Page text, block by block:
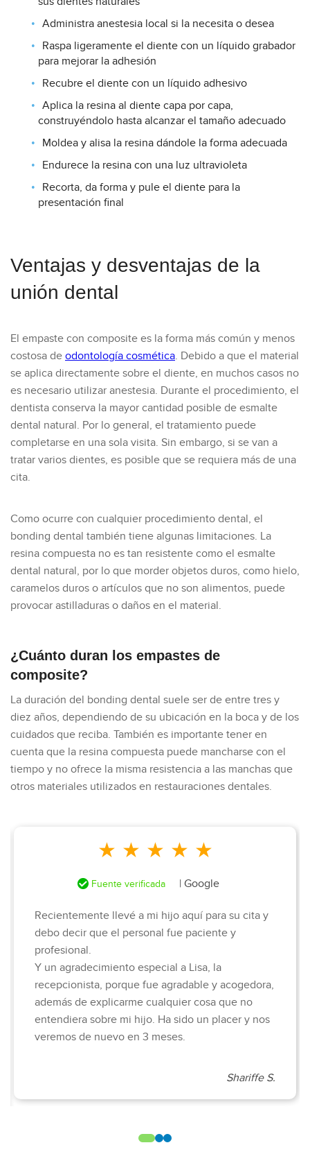
Administra anestesia local si la necesita o desea
Raspa ligeramente el diente con un líquido grabador
para mejorar la adhesión
Recubre el diente con un líquido adhesivo
Aplica la resina al diente capa por capa,
construyéndolo hasta alcanzar el tamaño adecuado
Moldea y alisa la resina dándole la forma adecuada
Endurece la resina con una luz ultravioleta
Recorta, da forma y pule el diente para la
presentación final
Ventajas y desventajas de la
unión dental
El empaste con composite es la forma más común y menos
costosa de odontología cosmética. Debido a que el material
se aplica directamente sobre el diente, en muchos casos no
es necesario utilizar anestesia. Durante el procedimiento, el
dentista conserva la mayor cantidad posible de esmalte
dental natural. Por lo general, el tratamiento puede
completarse en una sola visita. Sin embargo, si se van a
tratar varios dientes, es posible que se requiera más de una
cita.
Como ocurre con cualquier procedimiento dental, el
bonding dental también tiene algunas limitaciones. La
resina compuesta no es tan resistente como el esmalte
dental natural, por lo que morder objetos duros, como hielo,
caramelos duros o artículos que no son alimentos, puede
provocar astilladuras o daños en el material.
¿Cuánto duran los empastes de
composite?
La duración del bonding dental suele ser de entre tres y
diez años, dependiendo de su ubicación en la boca y de los
cuidados que reciba. También es importante tener en
cuenta que la resina compuesta puede mancharse con el
tiempo y no ofrece la misma resistencia a las manchas que
otros materiales utilizados en restauraciones dentales.
★ ★ ★ ★ ★
Fuente verificada | Google
Recientemente llevé a mi hijo aquí para su cita y
debo decir que el personal fue paciente y
profesional.
Y un agradecimiento especial a Lisa, la
recepcionista, porque fue agradable y acogedora,
además de explicarme cualquier cosa que no
entendiera sobre mi hijo. Ha sido un placer y nos
veremos de nuevo en 3 meses.
Shariffe S.